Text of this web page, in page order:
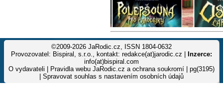
©2009-2026 JaRodic.cz, ISSN 1804-0632
Provozovatel: Bispiral, s.r.o., kontakt: redakce(at)jarodic.cz |
Inzerce:
info(at)bispiral.com
O vydavateli
Pravidla webu JaRodic.cz a ochrana soukromí | pg(3195)
Spravovat souhlas s nastavením osobních údajů